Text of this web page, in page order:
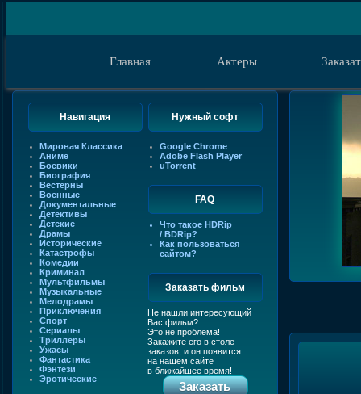
Главная Актеры
Навигация Нужный софт
Мировая Классика
Аниме
Боевики
Биография
Вестерны
Военные
Документальные
Детективы
Детские
Драмы
Исторические
Катастрофы
Комедии
Криминал
Мультфильмы
Музыкальные
Мелодрамы
Приключения
Спорт
Сериалы
Триллеры
Ужасы
Фантастика
Фэнтези
Эротические
Google Chrome
Adobe Flash Player
uTorrent
FAQ
Что такое HDRip
/ BDRip?
Как пользоваться
сайтом?
Заказать фильм
Не нашли интересующий
Вас фильм?
Это не проблема!
Закажите его в столе
заказов, и он появится
на нашем сайте
в ближайшее время!
Заказать